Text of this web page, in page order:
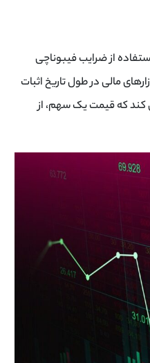
از ضرایب فیبوناچی
مالی در طول تاریخ اثبات
کند که قیمت یک سهم، از